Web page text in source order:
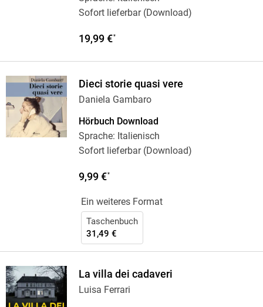
Sofort lieferbar (Download)
19,99 €*
Dieci storie quasi vere
Daniela Gambaro
Hörbuch Download
Sprache: Italienisch
Sofort lieferbar (Download)
9,99 €*
Ein weiteres Format
Taschenbuch
31,49 €
La villa dei cadaveri
Luisa Ferrari